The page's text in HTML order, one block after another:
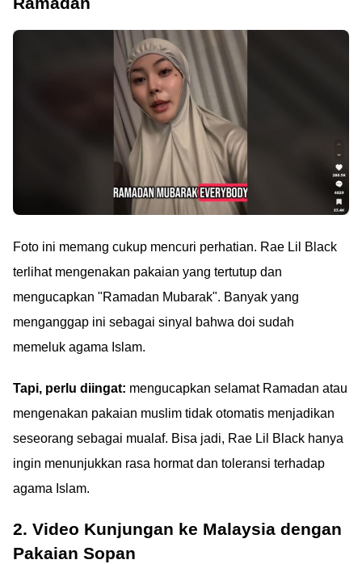
Foto ini memang cukup mencuri perhatian. Rae Lil Black
terlihat mengenakan pakaian yang tertutup dan
mengucapkan "Ramadan Mubarak". Banyak yang
menganggap ini sebagai sinyal bahwa doi sudah
memeluk agama Islam.
Tapi, perlu diingat: mengucapkan selamat Ramadan atau
mengenakan pakaian muslim tidak otomatis menjadikan
seseorang sebagai mualaf. Bisa jadi, Rae Lil Black hanya
ingin menunjukkan rasa hormat dan toleransi terhadap
agama Islam.
2. Video Kunjungan ke Malaysia dengan
Pakaian Sopan